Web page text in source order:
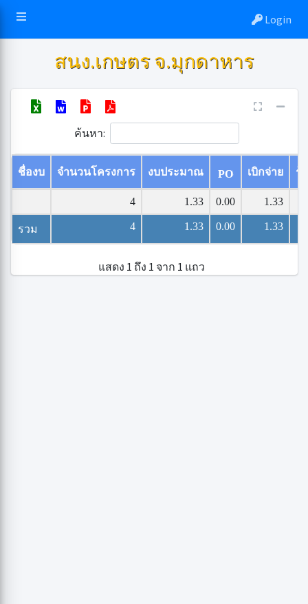
Login
สนง.เกษตร จ.มุกดาหาร
ค้นหา:
ชื่องบ จำนวนโครงการ งบประมาณ PO เบิกจ่าย ร้
4 1.33 0.00 1.33
รวม 4 1.33 0.00 1.33
แสดง 1 ถึง 1 จาก 1 แถว